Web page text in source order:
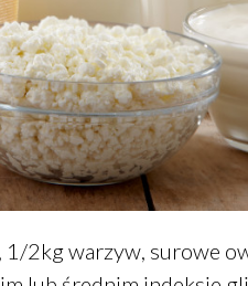
2kg warzyw, surowe